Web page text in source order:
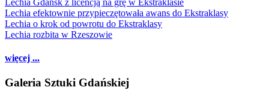
Lechia Gdańsk z licencją na grę w Ekstraklasie
Lechia efektownie przypieczętowała awans do Ekstraklasy
Lechia o krok od powrotu do Ekstraklasy
Lechia rozbita w Rzeszowie
więcej ...
Galeria Sztuki Gdańskiej